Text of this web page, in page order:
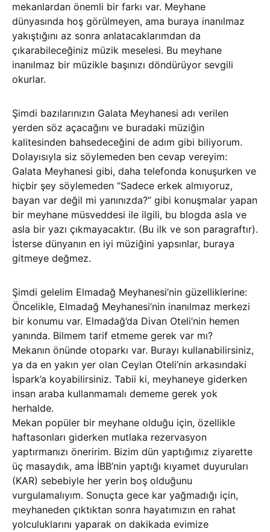
mekanlardan önemli bir farkı var. Meyhane
dünyasında hoş görülmeyen, ama buraya inanılmaz
yakıştığını az sonra anlatacaklarımdan da
çıkarabileceğiniz müzik meselesi. Bu meyhane
inanılmaz bir müzikle başınızı döndürüyor sevgili
okurlar.
Şimdi bazılarınızın Galata Meyhanesi adı verilen
yerden söz açacağını ve buradaki müziğin
kalitesinden bahsedeceğini de adım gibi biliyorum.
Dolayısıyla siz söylemeden ben cevap vereyim:
Galata Meyhanesi gibi, daha telefonda konuşurken ve
hiçbir şey söylemeden “Sadece erkek almıyoruz,
bayan var değil mi yanınızda?” gibi konuşmalar yapan
bir meyhane müsveddesi ile ilgili, bu blogda asla ve
asla bir yazı çıkmayacaktır. (Bu ilk ve son paragraftır).
İsterse dünyanın en iyi müziğini yapsınlar, buraya
gitmeye değmez.
Şimdi gelelim Elmadağ Meyhanesi’nin güzelliklerine:
Öncelikle, Elmadağ Meyhanesi’nin inanılmaz merkezi
bir konumu var. Elmadağ’da Divan Oteli’nin hemen
yanında. Bilmem tarif etmeme gerek var mı?
Mekanın önünde otoparkı var. Burayı kullanabilirsiniz,
ya da en yakın yer olan Ceylan Oteli’nin arkasındaki
İspark’a koyabilirsiniz. Tabii ki, meyhaneye giderken
insan araba kullanmamalı dememe gerek yok
herhalde.
Mekan popüler bir meyhane olduğu için, özellikle
haftasonları giderken mutlaka rezervasyon
yaptırmanızı öneririm. Bizim dün yaptığımız ziyarette
üç masaydık, ama İBB’nin yaptığı kıyamet duyuruları
(KAR) sebebiyle her yerin boş olduğunu
vurgulamalıyım. Sonuçta gece kar yağmadığı için,
meyhaneden çıktıktan sonra hayatımızın en rahat
yolculuklarını yaparak on dakikada evimize